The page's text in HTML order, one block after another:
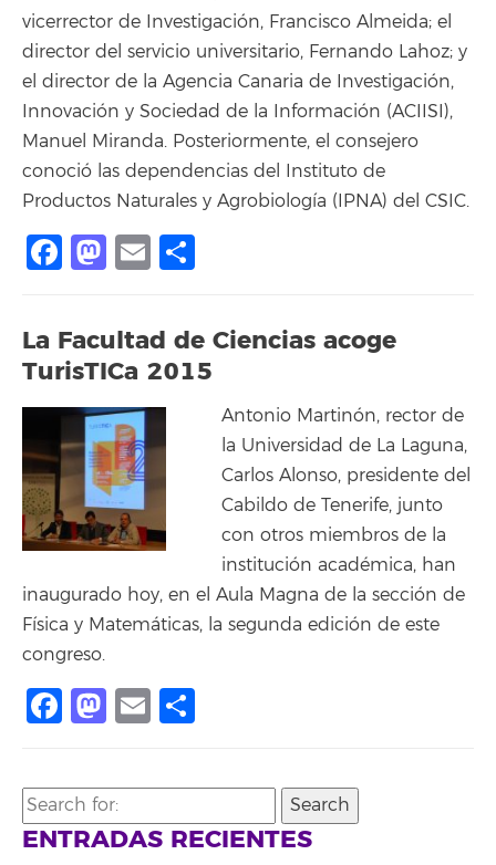
vicerrector de Investigación, Francisco Almeida; el
director del servicio universitario, Fernando Lahoz; y
el director de la Agencia Canaria de Investigación,
Innovación y Sociedad de la Información (ACIISI),
Manuel Miranda. Posteriormente, el consejero
conoció las dependencias del Instituto de
Productos Naturales y Agrobiología (IPNA) del CSIC.
Facebook
Mastodon
Email
La Facultad de Ciencias acoge
TurisTICa 2015
Antonio Martinón, rector de
la Universidad de La Laguna,
Carlos Alonso, presidente del
Cabildo de Tenerife, junto
con otros miembros de la
institución académica, han
inaugurado hoy, en el Aula Magna de la sección de
Física y Matemáticas, la segunda edición de este
congreso.
Facebook
Mastodon
Email
Search
for:
ENTRADAS RECIENTES